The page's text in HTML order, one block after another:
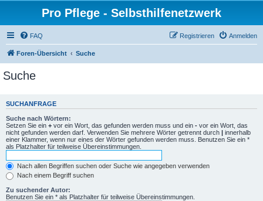
Pro Pflege - Selbsthilfenetzwerk
FAQ Anmelden
Registrieren
Foren-Übersicht Suche
Suche
SUCHANFRAGE
Suche nach Wörtern:
Setzen Sie ein + vor ein Wort, das gefunden werden muss und ein - vor ein Wort, das
nicht gefunden werden darf. Verwenden Sie mehrere Wörter getrennt durch | innerhalb
einer Klammer, wenn nur eines der Wörter gefunden werden muss. Benutzen Sie ein *
als Platzhalter für teilweise Übereinstimmungen.
Nach allen Begriffen suchen oder Suche wie angegeben verwenden
Nach einem Begriff suchen
Zu suchender Autor:
Benutzen Sie ein * als Platzhalter für teilweise Übereinstimmungen.